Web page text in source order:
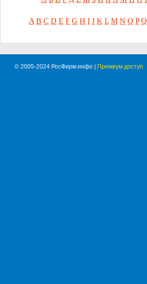
A B C D E F G H I J K L M N O P Q
© 2005-2024 РосФирм.инфо | Премиум доступ